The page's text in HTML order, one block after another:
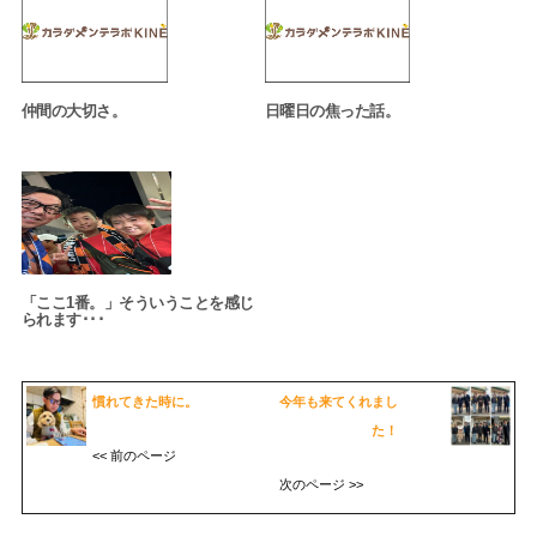
仲間の大切さ。 日曜日の焦った話。
「ここ1番。」そういうことを感じ
られます･･･
慣れてきた時に。
<< 前のページ
今年も来てくれまし
た！
次のページ >>